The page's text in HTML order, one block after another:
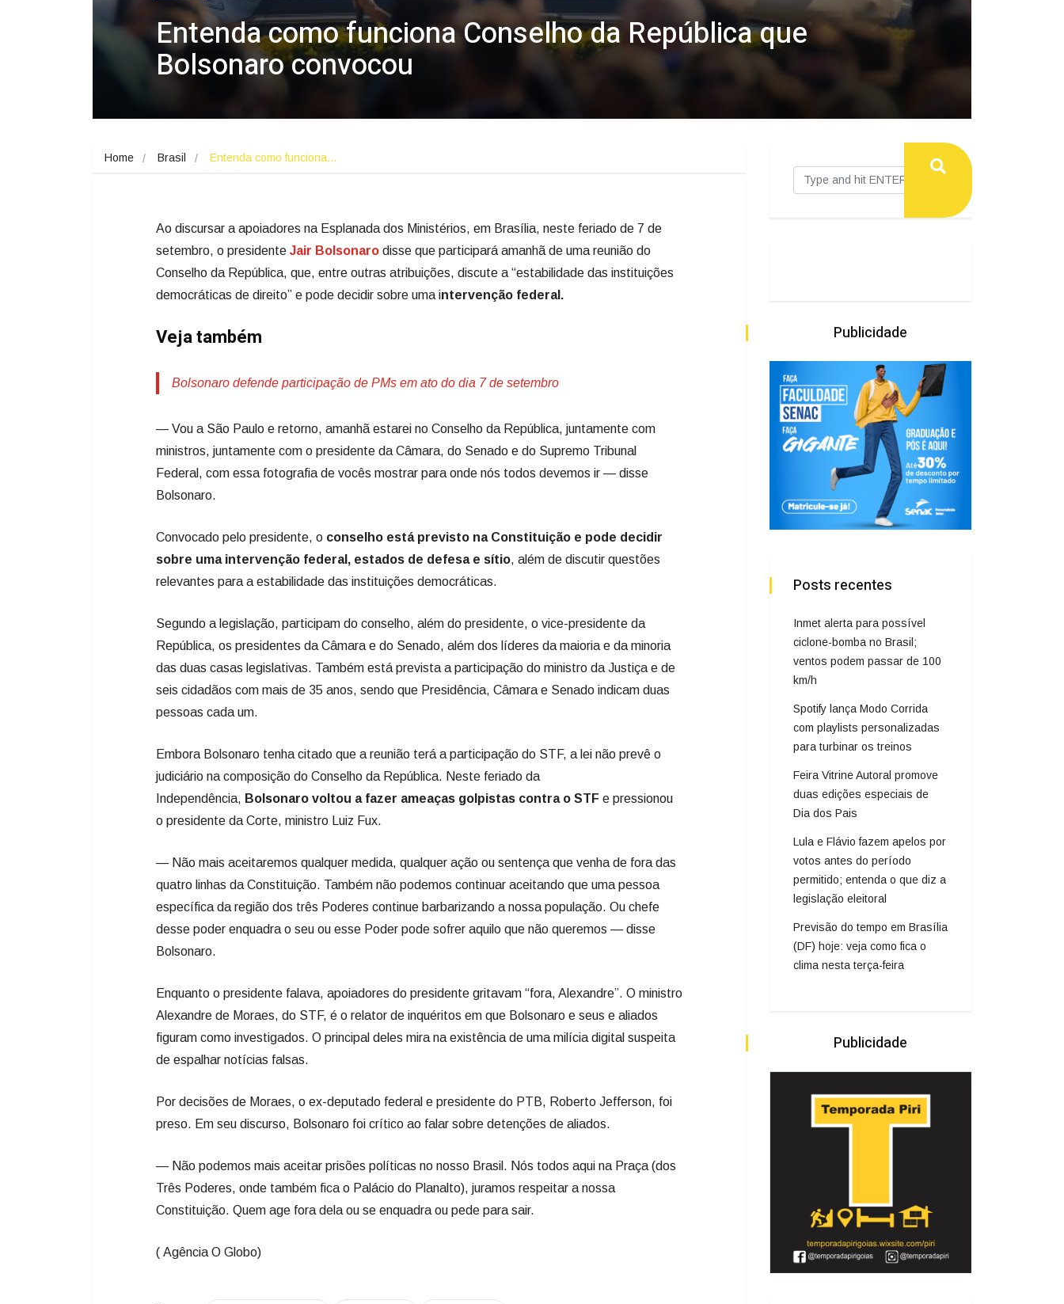
Entenda como funciona Conselho da República que
Bolsonaro convocou
Home Brasil Entenda como funciona…
Ao discursar a apoiadores na Esplanada dos Ministérios, em Brasília, neste feriado de 7 de
setembro, o presidente Jair Bolsonaro disse que participará amanhã de uma reunião do
Conselho da República, que, entre outras atribuições, discute a “estabilidade das instituições
democráticas de direito” e pode decidir sobre uma intervenção federal.
Veja também
Bolsonaro defende participação de PMs em ato do dia 7 de setembro
— Vou a São Paulo e retorno, amanhã estarei no Conselho da República, juntamente com
ministros, juntamente com o presidente da Câmara, do Senado e do Supremo Tribunal
Federal, com essa fotografia de vocês mostrar para onde nós todos devemos ir — disse
Bolsonaro.
Convocado pelo presidente, o conselho está previsto na Constituição e pode decidir
sobre uma intervenção federal, estados de defesa e sítio, além de discutir questões
relevantes para a estabilidade das instituições democráticas.
Segundo a legislação, participam do conselho, além do presidente, o vice-presidente da
República, os presidentes da Câmara e do Senado, além dos líderes da maioria e da minoria
das duas casas legislativas. Também está prevista a participação do ministro da Justiça e de
seis cidadãos com mais de 35 anos, sendo que Presidência, Câmara e Senado indicam duas
pessoas cada um.
Embora Bolsonaro tenha citado que a reunião terá a participação do STF, a lei não prevê o
judiciário na composição do Conselho da República. Neste feriado da
Independência, Bolsonaro voltou a fazer ameaças golpistas contra o STF e pressionou
o presidente da Corte, ministro Luiz Fux.
— Não mais aceitaremos qualquer medida, qualquer ação ou sentença que venha de fora das
quatro linhas da Constituição. Também não podemos continuar aceitando que uma pessoa
específica da região dos três Poderes continue barbarizando a nossa população. Ou chefe
desse poder enquadra o seu ou esse Poder pode sofrer aquilo que não queremos — disse
Bolsonaro.
Enquanto o presidente falava, apoiadores do presidente gritavam “fora, Alexandre”. O ministro
Alexandre de Moraes, do STF, é o relator de inquéritos em que Bolsonaro e seus e aliados
figuram como investigados. O principal deles mira na existência de uma milícia digital suspeita
de espalhar notícias falsas.
Por decisões de Moraes, o ex-deputado federal e presidente do PTB, Roberto Jefferson, foi
preso. Em seu discurso, Bolsonaro foi crítico ao falar sobre detenções de aliados.
— Não podemos mais aceitar prisões políticas no nosso Brasil. Nós todos aqui na Praça (dos
Três Poderes, onde também fica o Palácio do Planalto), juramos respeitar a nossa
Constituição. Quem age fora dela ou se enquadra ou pede para sair.
( Agência O Globo)
Publicidade
Posts recentes
Inmet alerta para possível
ciclone-bomba no Brasil;
ventos podem passar de 100
km/h
Spotify lança Modo Corrida
com playlists personalizadas
para turbinar os treinos
Feira Vitrine Autoral promove
duas edições especiais de
Dia dos Pais
Lula e Flávio fazem apelos por
votos antes do período
permitido; entenda o que diz a
legislação eleitoral
Previsão do tempo em Brasília
(DF) hoje: veja como fica o
clima nesta terça-feira
Publicidade